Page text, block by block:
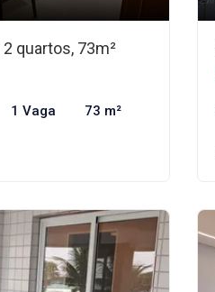
quartos, 73m²
1 Vaga 73 m²